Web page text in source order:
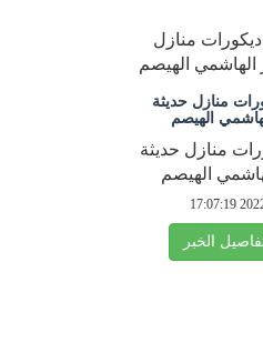
منازل حديثة
الهيصم
منازل حديثة
الهيصم
2022-
الخبر